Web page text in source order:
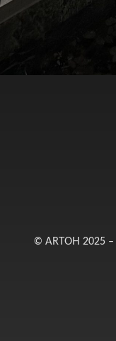
© ARTOH 2025 –